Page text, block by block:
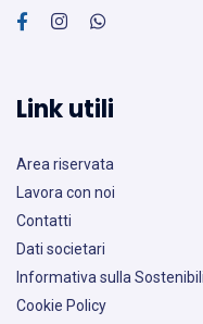
Link utili
Area riservata
Lavora con noi
Contatti
Dati societari
Informativa sulla
Cookie Policy